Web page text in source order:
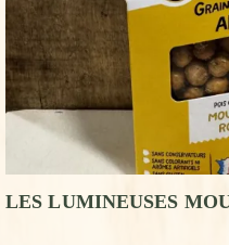
LES LUMINEUSES